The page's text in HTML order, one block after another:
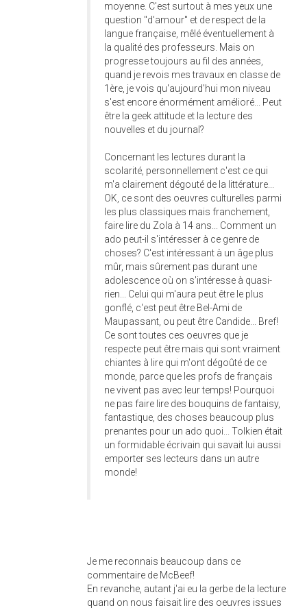
moyenne. C'est surtout à mes yeux une
question "d'amour" et de respect de la
langue française, mêlé éventuellement à
la qualité des professeurs. Mais on
progresse toujours au fil des années,
quand je revois mes travaux en classe de
1ère, je vois qu'aujourd'hui mon niveau
s'est encore énormément amélioré... Peut
être la geek attitude et la lecture des
nouvelles et du journal?
Concernant les lectures durant la
scolarité, personnellement c'est ce qui
m'a clairement dégouté de la littérature...
OK, ce sont des oeuvres culturelles parmi
les plus classiques mais franchement,
faire lire du Zola à 14 ans... Comment un
ado peut-il s'intéresser à ce genre de
choses? C'est intéressant à un âge plus
mûr, mais sûrement pas durant une
adolescence où on s'intéresse à quasi-
rien... Celui qui m'aura peut être le plus
gonflé, c'est peut être Bel-Ami de
Maupassant, ou peut être Candide... Bref!
Ce sont toutes ces oeuvres que je
respecte peut être mais qui sont vraiment
chiantes à lire qui m'ont dégoûté de ce
monde, parce que les profs de français
ne vivent pas avec leur temps! Pourquoi
ne pas faire lire des bouquins de fantaisy,
fantastique, des choses beaucoup plus
prenantes pour un ado quoi... Tolkien était
un formidable écrivain qui savait lui aussi
emporter ses lecteurs dans un autre
monde!
Je me reconnais beaucoup dans ce
commentaire de McBeef!
En revanche, autant j'ai eu la gerbe de la lecture
quand on nous faisait lire des oeuvres issues